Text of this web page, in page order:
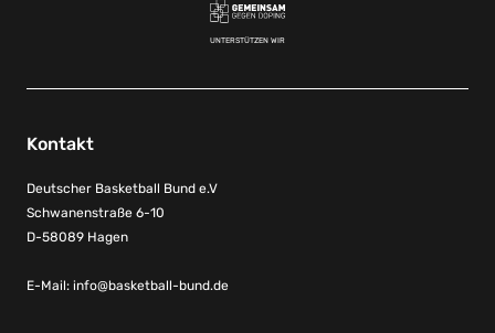
UNTERSTÜTZEN WIR
Kontakt
Deutscher Basketball Bund e.V
Schwanenstraße 6-10
D-58089 Hagen
E-Mail: info@basketball-bund.de